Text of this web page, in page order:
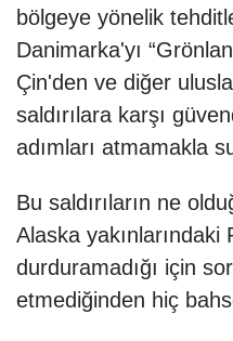
bölgeye yönelik
Danimarka'yı
Çin'den ve diğer
saldırılara karşı
adımları atmamakla
Bu saldırıların ne
Alaska yakınlarındaki
durduramadığı için
etmediğinden hiç